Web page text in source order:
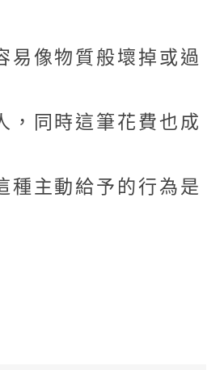
易像物質般壞掉或過
，同時這筆花費也成
種主動給予的行為是